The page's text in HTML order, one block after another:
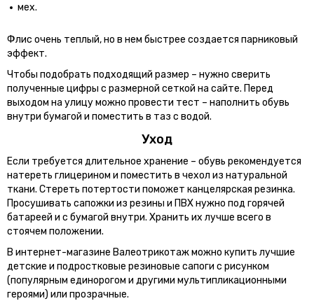
мех.
Флис очень теплый, но в нем быстрее создается парниковый
эффект.
Чтобы подобрать подходящий размер – нужно сверить
полученные цифры с размерной сеткой на сайте. Перед
выходом на улицу можно провести тест – наполнить обувь
внутри бумагой и поместить в таз с водой.
Уход
Если требуется длительное хранение – обувь рекомендуется
натереть глицерином и поместить в чехол из натуральной
ткани. Стереть потертости поможет канцелярская резинка.
Просушивать сапожки из резины и ПВХ нужно под горячей
батареей и с бумагой внутри. Хранить их лучше всего в
стоячем положении.
В интернет-магазине Валеотрикотаж можно купить лучшие
детские и подростковые резиновые сапоги с рисунком
(популярным единорогом и другими мультипликационными
героями) или прозрачные.